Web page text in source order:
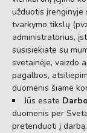
užduotis įrenginyje
tvarkymo tikslų
administratorius,
susisiekiate su
svetainėje, vaizdo
pagalbos,
duomenis šiame
Jūs esate
duomenis per
pretenduoti į darbą.